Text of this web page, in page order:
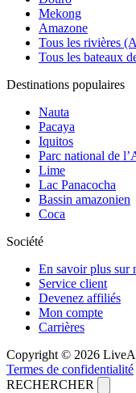
Mekong
Amazone
Tous les rivières
Tous les bateaux
Destinations populaires
Nauta
Pacaya
Iquitos
Parc national de
Lime
Lac Panacocha
Bassin amazonien
Coca
Société
En savoir plus sur
Service client
Devenez affiliés
Mon compte
Carrières
Copyright © 2026
Termes de confidentialité
RECHERCHER